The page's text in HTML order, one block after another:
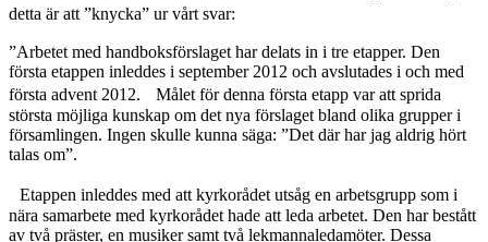
detta är att ”knycka” ur vårt svar:
”Arbetet med handboksförslaget har delats in i tre etapper. Den
första etappen inleddes i september 2012 och avslutades i och med
första advent 2012. Målet för denna första etapp var att sprida
största möjliga kunskap om det nya förslaget bland olika grupper i
församlingen. Ingen skulle kunna säga: ”Det där har jag aldrig hört
talas om”.
Etappen inleddes med att kyrkorådet utsåg en arbetsgrupp som i
nära samarbete med kyrkorådet hade att leda arbetet. Den har bestått
av två präster, en musiker samt två lekmannaledamöter. Dessa